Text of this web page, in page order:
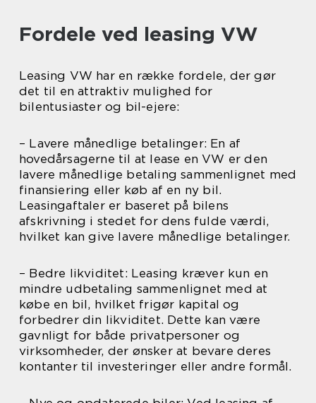
Fordele ved leasing VW
Leasing VW har en række fordele, der gør
det til en attraktiv mulighed for
bilentusiaster og bil-ejere:
– Lavere månedlige betalinger: En af
hovedårsagerne til at lease en VW er den
lavere månedlige betaling sammenlignet med
finansiering eller køb af en ny bil.
Leasingaftaler er baseret på bilens
afskrivning i stedet for dens fulde værdi,
hvilket kan give lavere månedlige betalinger.
– Bedre likviditet: Leasing kræver kun en
mindre udbetaling sammenlignet med at
købe en bil, hvilket frigør kapital og
forbedrer din likviditet. Dette kan være
gavnligt for både privatpersoner og
virksomheder, der ønsker at bevare deres
kontanter til investeringer eller andre formål.